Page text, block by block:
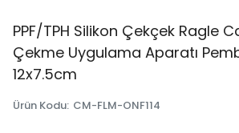
PPF/TPH Silikon Çekçek Ragle
Çekme Uygulama Aparatı
12x7.5cm
Ürün Kodu: CM-FLM-ONF114